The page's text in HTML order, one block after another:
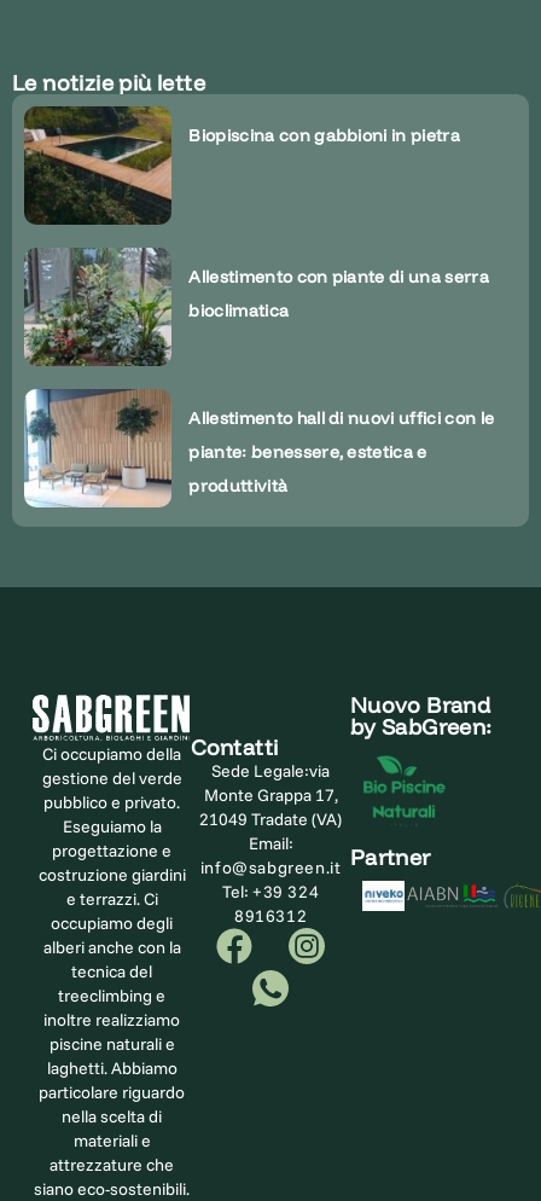
Le notizie più lette
Biopiscina con gabbioni in pietra
Allestimento con piante di una serra
bioclimatica
Allestimento hall di nuovi uffici con le
piante: benessere, estetica e
produttività
Ci occupiamo della
gestione del verde
pubblico e privato.
Eseguiamo la
progettazione e
costruzione giardini
e terrazzi. Ci
occupiamo degli
alberi anche con la
tecnica del
treeclimbing e
inoltre realizziamo
piscine naturali e
laghetti. Abbiamo
particolare riguardo
nella scelta di
materiali e
attrezzature che
siano eco-sostenibili.
Contatti
Sede Legale:via
Monte Grappa 17,
21049 Tradate (VA)
Email:
info@sabgreen.it
Tel: +39 324
8916312
Nuovo Brand
by SabGreen:
Partner